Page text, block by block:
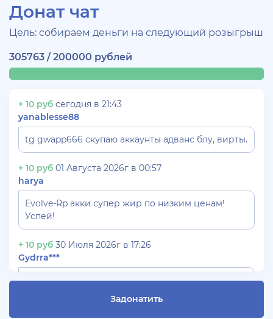
Донат чат
Цель: собираем деньги на следующий розыгрыш
305763 / 200000 рублей
+ 10 руб сегодня в 21:43
yanablesse88
tg gwapp666 скупаю аккаунты адванс блу, вирты.
+ 10 руб 01 Августа 2026г в 00:57
harya
Evolve-Rp акки супер жир по низким ценам!
Успей!
+ 10 руб 30 Июля 2026г в 17:26
Gydrra***
СКУПАЮ АККАУНТЫ БЛЕК РАША ТГ -
Задонатить